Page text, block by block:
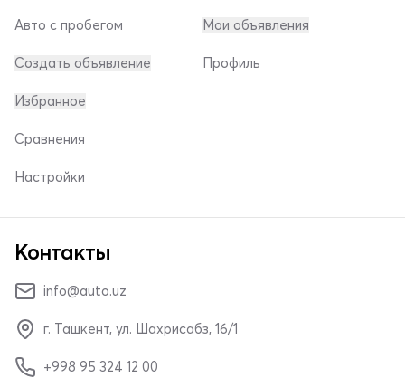
Авто с пробегом
Создать объявление
Мои объявления
Профиль
Избранное
Сравнения
Настройки
Контакты
info@auto.uz
г. Ташкент, ул. Шахрисабз, 16/1
+998 95 324 12 00